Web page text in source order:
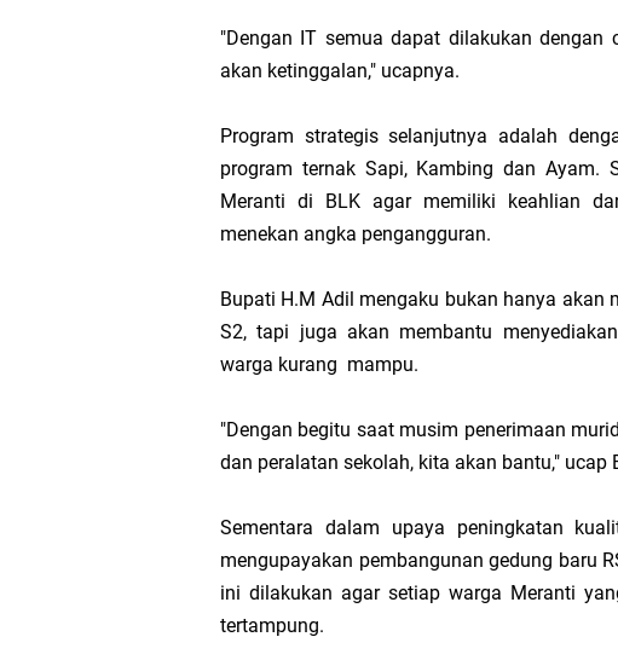
"Dengan IT semua dapat dilakukan
akan ketinggalan," ucapnya.
Program strategis selanjutnya adalah
program ternak Sapi, Kambing dan Ayam.
Meranti di BLK agar memiliki keahlian
menekan angka pengangguran.
Bupati H.M Adil mengaku bukan hanya akan
S2, tapi juga akan membantu
warga kurang mampu.
"Dengan begitu saat musim penerimaan
dan peralatan sekolah, kita akan bantu," ucap
Sementara dalam upaya peningkatan
mengupayakan pembangunan gedung baru
ini dilakukan agar setiap warga Meranti
tertampung.